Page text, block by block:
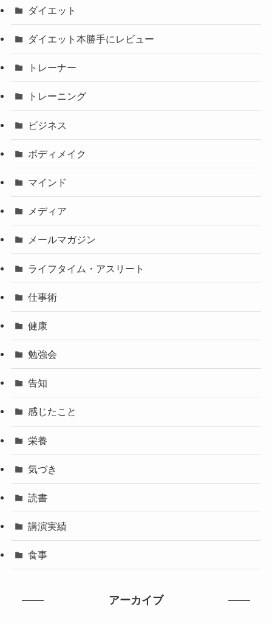
ダイエット
ダイエット本勝手にレビュー
トレーナー
トレーニング
ビジネス
ボディメイク
マインド
メディア
メールマガジン
ライフタイム・アスリート
仕事術
健康
勉強会
告知
感じたこと
栄養
気づき
読書
講演実績
食事
アーカイブ